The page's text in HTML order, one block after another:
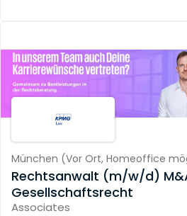
München (Vor Ort, Homeoffice
Rechtsanwalt (m/w/d)
Gesellschaftsrecht
Associates